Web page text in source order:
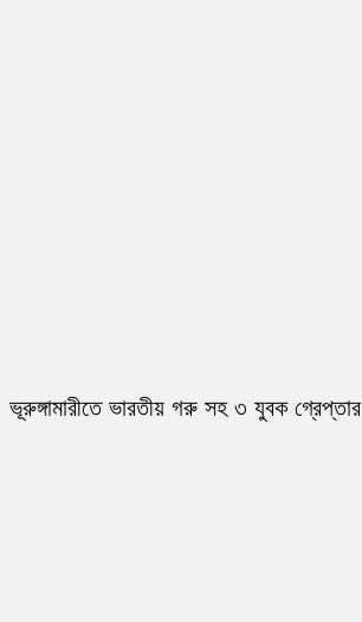
ভূরুঙ্গামারীতে ভারতীয় গরু সহ ৩ যুবক গ্রেপ্তার